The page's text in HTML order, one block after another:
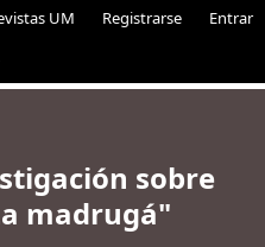
UM Registrarse Entrar
sobre
madrugá"